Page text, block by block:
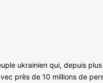
ukrainien qui, depuis
près de 10 millions de